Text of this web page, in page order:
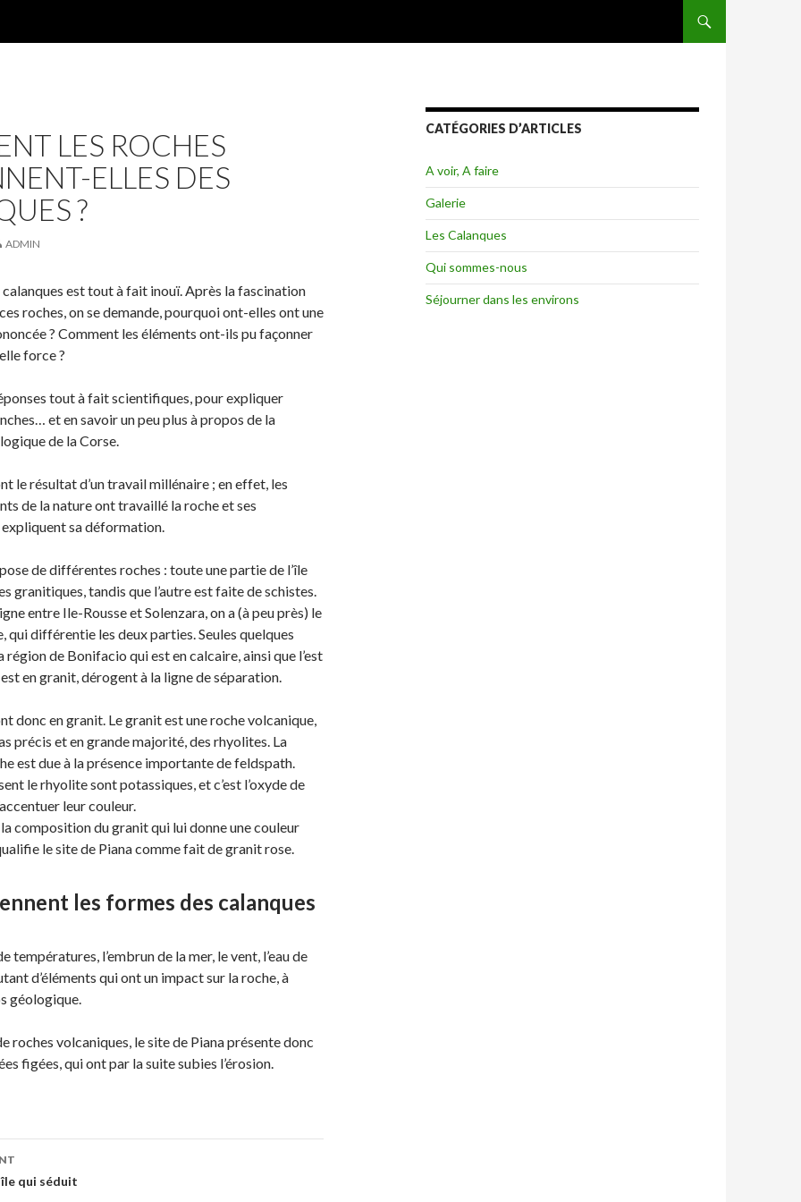
LES ROCHES
ELLES DES
?
ADMIN
calanques est tout à fait inouï. Après la fascination
roches, on se demande, pourquoi ont-elles ont une
? Comment les éléments ont-ils pu façonner
force ?
tout à fait scientifiques, pour expliquer
et en savoir un peu plus à propos de la
de la Corse.
le résultat d’un travail millénaire ; en effet, les
de la nature ont travaillé la roche et ses
sa déformation.
de différentes roches : toute une partie de l’île
granitiques, tandis que l’autre est faite de schistes.
entre Ile-Rousse et Solenzara, on a (à peu près) le
qui différentie les deux parties. Seules quelques
de Bonifacio qui est en calcaire, ainsi que l’est
en granit, dérogent à la ligne de séparation.
donc en granit. Le granit est une roche volcanique,
précis et en grande majorité, des rhyolites. La
est due à la présence importante de feldspath.
le rhyolite sont potassiques, et c’est l’oxyde de
leur couleur.
la composition du granit qui lui donne une couleur
le site de Piana comme fait de granit rose.
les formes des calanques
températures, l’embrun de la mer, le vent, l’eau de
d’éléments qui ont un impact sur la roche, à
géologique.
roches volcaniques, le site de Piana présente donc
figées, qui ont par la suite subies l’érosion.
île qui séduit
CATÉGORIES D’ARTICLES
A voir, A faire
Galerie
Les Calanques
Qui sommes-nous
Séjourner dans les environs